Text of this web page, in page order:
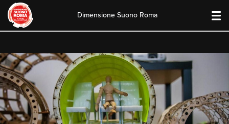
content
Dimensione Suono Roma